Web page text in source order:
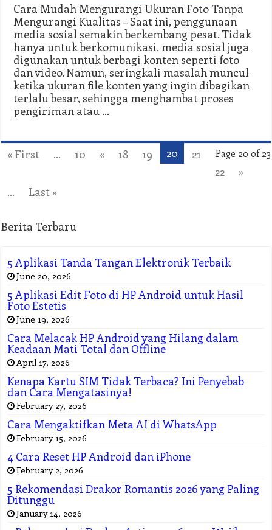
Cara Mudah Mengurangi Ukuran Foto Tanpa
Mengurangi Kualitas – Saat ini, penggunaan
media sosial semakin berkembang pesat. Tidak
hanya untuk berkomunikasi, media sosial juga
digunakan untuk berbagi konten seperti foto
dan video. Namun, seringkali masalah muncul
ketika ukuran file konten yang ingin dibagikan
terlalu besar, sehingga menghambat proses
pengiriman atau …
Page 20 of 23
« First ... 10 « 18 19 20
21
22
»
...
Last »
Berita Terbaru
5 Aplikasi Tanda Tangan Elektronik Terbaik
June 20, 2026
5 Aplikasi Edit Foto di HP Android untuk Hasil
Foto Estetis
June 19, 2026
Cara Melacak HP Android yang Hilang dalam
Keadaan Mati Total dan Offline
April 17, 2026
Kenapa Kartu SIM Tidak Terbaca? Ini Penyebab
dan Cara Mengatasinya!
February 27, 2026
Cara Mengaktifkan Meta AI di WhatsApp
February 15, 2026
4 Cara Reset HP Android dan iPhone
February 2, 2026
5 Rekomendasi Drakor Romantis 2026 yang Paling
Ditunggu
January 14, 2026